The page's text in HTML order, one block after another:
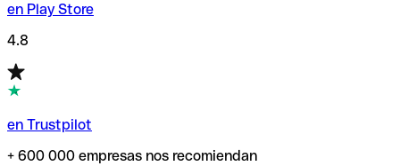
en Play Store
4.8
en Trustpilot
+ 600 000 empresas nos recomiendan